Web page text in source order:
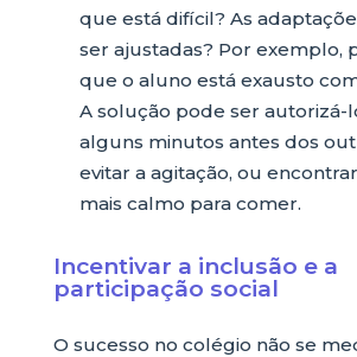
que está difícil? As
ser ajustadas? Por exemplo,
que o aluno está exausto
A solução pode ser autorizá-
alguns minutos antes dos
evitar a agitação, ou
mais calmo para comer.
Incentivar a inclusão e a
participação social
O sucesso no colégio não se